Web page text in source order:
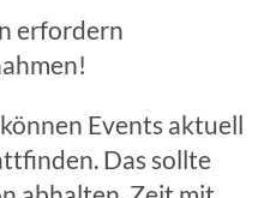
erfordern
Events aktuell
Das sollte